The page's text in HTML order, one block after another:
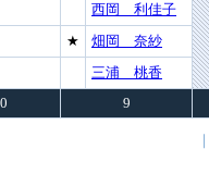
西岡 利佳子
★
畑岡 奈紗
三浦 桃香
0
9
｜